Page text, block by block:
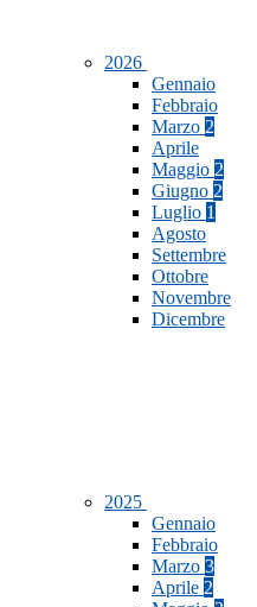
2026
Gennaio
Febbraio
Marzo 2
Aprile
Maggio 2
Giugno 2
Luglio 1
Agosto
Settembre
Ottobre
Novembre
Dicembre
2025
Gennaio
Febbraio
Marzo 3
Aprile 2